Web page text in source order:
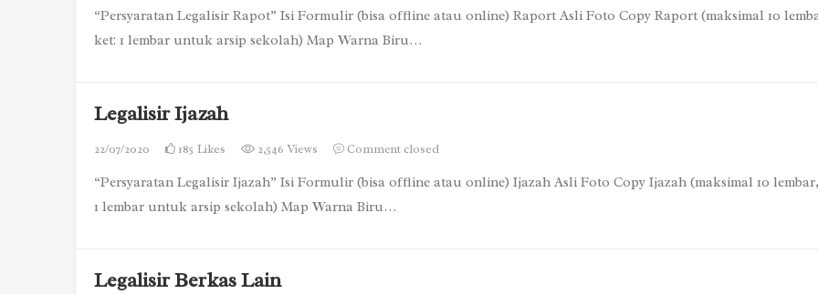
“Persyaratan Legalisir Rapot” Isi Formulir (bisa offline atau online) Raport Asli Foto Copy Raport (maksimal 10
ket: 1 lembar untuk arsip sekolah) Map Warna Biru…
Legalisir Ijazah
22/07/2020 185 Likes 2,546 Views Comment closed
“Persyaratan Legalisir Ijazah” Isi Formulir (bisa offline atau online) Ijazah Asli Foto Copy Ijazah (maksimal 10
1 lembar untuk arsip sekolah) Map Warna Biru…
Legalisir Berkas Lain